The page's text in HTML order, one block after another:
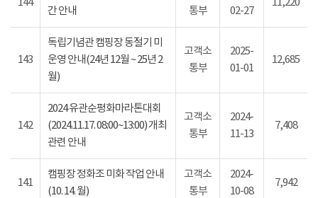
간 안내
통부
02-27
143
독립기념관 캠핑장 동절기 미
운영 안내(24년 12월 ~ 25년 2
월)
고객소
통부
2025-
01-01
12,685
142
2024 유관순평화마라톤대회
(2024.11.17. 08:00~13:00) 개최
관련 안내
고객소
통부
2024-
11-13
7,408
141
캠핑장 정화조 미화 작업 안내
(10. 14. 월)
고객소
통부
2024-
10-08
7,942